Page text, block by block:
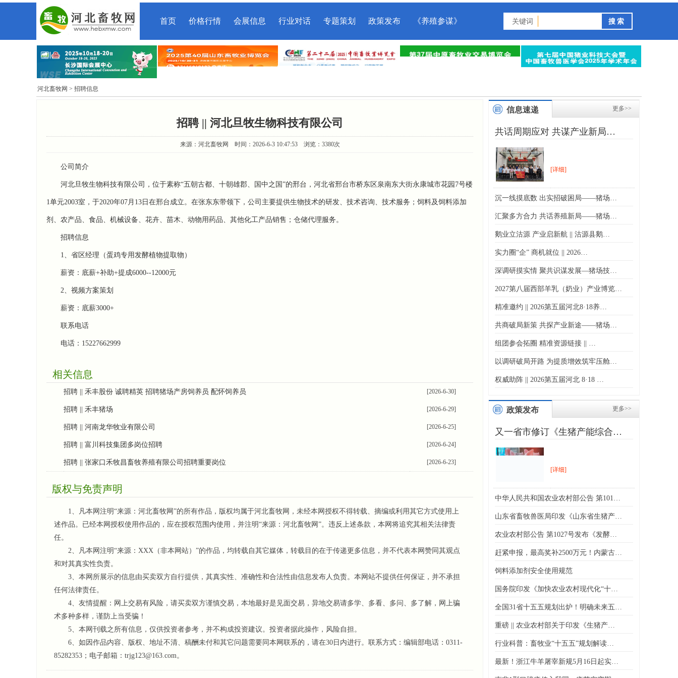
首页 价格行情 会展信息 行业对话 专题策划 政策发布 《养殖参谋》 关键词
河北畜牧网 > 招聘信息
招聘 || 河北旦牧生物科技有限公司
来源：河北畜牧网 时间：2026-6-3 10:47:53 浏览：3380次
公司简介
河北旦牧生物科技有限公司，位于素称“五朝古都、十朝雄郡、国中之国”的邢台，河北省邢台市桥东区泉南东大街永康城市花园7号楼
1单元2003室，于2020年07月13日在邢台成立。在张东东带领下，公司主要提供生物技术的研发、技术咨询、技术服务；饲料及饲料添加
剂、农产品、食品、机械设备、花卉、苗木、动物用药品、其他化工产品销售；仓储代理服务。
招聘信息
1、 省区经理 （蛋鸡专用发酵植物提取物）
薪资：底薪+补助+提成6000--12000元
2、视频方案策划
薪资：底薪3000+
联系电话
电话：15227662999
相关信息
招聘 || 禾丰股份 诚聘精英 招聘猪场产房饲养员 配怀饲养员 [2026-6-30]
招聘 || 禾丰猪场 [2026-6-29]
招聘 || 河南龙华牧业有限公司 [2026-6-25]
招聘 || 富川科技集团多岗位招聘 [2026-6-24]
招聘 || 张家口禾牧昌畜牧养殖有限公司招聘重要岗位 [2026-6-23]
版权与免责声明
1、凡本网注明“来源：河北畜牧网”的所有作品，版权均属于河北畜牧网，未经本网授权不得转载、摘编或利用其它方式使用上
述作品。已经本网授权使用作品的，应在授权范围内使用，并注明“来源：河北畜牧网”。违反上述条款，本网将追究其相关法律责
任。
2、凡本网注明“来源：XXX（非本网站）”的作品，均转载自其它媒体，转载目的在于传递更多信息，并不代表本网赞同其观点
和对其真实性负责。
3、本网所展示的信息由买卖双方自行提供，其真实性、准确性和合法性由信息发布人负责。本网站不提供任何保证，并不承担
任何法律责任。
4、友情提醒：网上交易有风险，请买卖双方谨慎交易，本地最好是见面交易，异地交易请多学、多看、多问、多了解，网上骗
术多种多样，谨防上当受骗！
5、本网刊载之所有信息，仅供投资者参考 ，并不构成投资建议。投资者据此操作，风险自担。
6、如因作品内容、版权、地址不清、稿酬未付和其它问题需要同本网联系的，请在30日内进行。联系方式：编辑部电话：0311-
85282353；电子邮箱：trjg123@163.com。
更多>>
信息速递
共话周期应对 共谋产业新局…
[详细]
沉一线摸底数 出实招破困局——猪场…
汇聚多方合力 共话养殖新局——猪场…
鹅业立沽源 产业启新航 || 沽源县鹅…
实力圈“企” 商机就位 || 2026…
深调研摸实情 聚共识谋发展—猪场技…
2027第八届西部羊乳（奶业）产业博览…
精准邀约 || 2026第五届河北8·18养…
共商破局新策 共探产业新途——猪场…
组团参会拓圈 精准资源链接 || …
以调研破局开路 为提质增效筑牢压舱…
权威助阵 || 2026第五届河北 8·18 …
更多>>
政策发布
又一省市修订《生猪产能综合…
[详细]
中华人民共和国农业农村部公告 第101…
山东省畜牧兽医局印发《山东省生猪产…
农业农村部公告 第1027号发布《发酵…
赶紧申报，最高奖补2500万元！内蒙古…
饲料添加剂安全使用规范
国务院印发《加快农业农村现代化“十…
全国31省十五五规划出炉！明确未来五…
重磅 || 农业农村部关于印发《生猪产…
行业科普：畜牧业“十五五”规划解读…
最新！浙江牛羊屠宰新规5月16日起实…